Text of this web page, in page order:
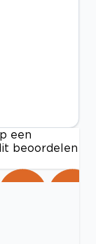
een
beoordelen